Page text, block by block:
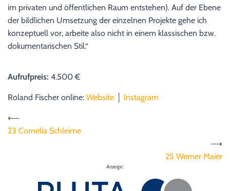
im privaten und öffentlichen Raum entstehen). Auf der Ebene
der bildlichen Umsetzung der einzelnen Projekte gehe ich
konzeptuell vor, arbeite also nicht in einem klassischen bzw.
dokumentarischen Stil.“
Aufrufpreis: 4.500 €
Roland Fischer online: Website Instagram
⟵
23 Cornelia Schleime
⟶
25 Werner Maier
Anzeige: